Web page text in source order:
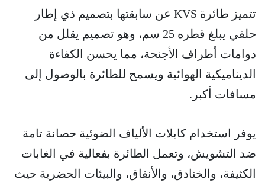
تتميز طائرة KVS عن سابقتها بتصميم ذي إطار
حلقي يبلغ قطره 25 سم، وهو تصميم يقلل من
دوامات أطراف الأجنحة، مما يحسن الكفاءة
الديناميكية الهوائية ويسمح للطائرة بالوصول إلى
مسافات أكبر.
يوفر استخدام كابلات الألياف الضوئية حصانة تامة
ضد التشويش، وتعمل الطائرة بفعالية في الغابات
الكثيفة، والخنادق، والأنفاق، والبيئات الحضرية حيث